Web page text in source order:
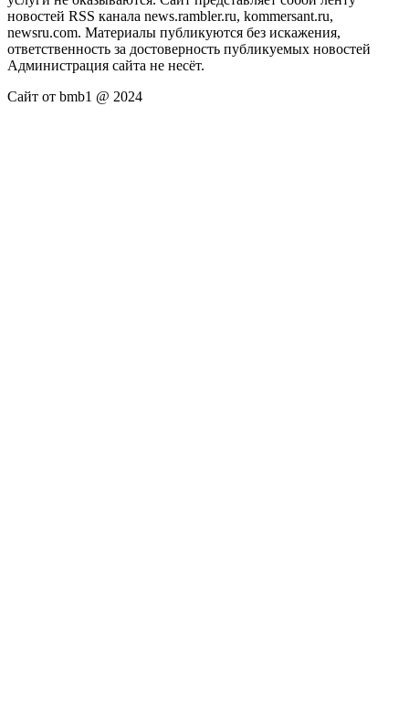
новостей RSS канала news.rambler.ru, kommersant.ru,
newsru.com. Материалы публикуются без искажения,
ответственность за достоверность публикуемых новостей
Администрация сайта не несёт.
Сайт от bmb1 @ 2024